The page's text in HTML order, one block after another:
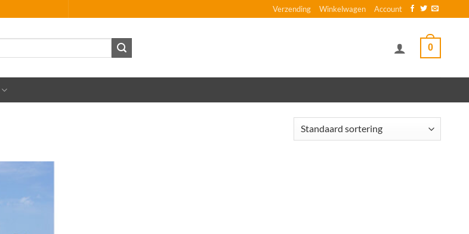
Verzending Winkelwagen Account
0